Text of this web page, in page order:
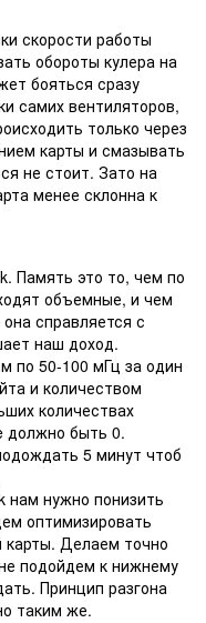
скорости работы
обороты кулера на
бояться сразу
самих вентиляторов,
только через
карты и смазывать
не стоит. Зато на
менее склонна к
Память это то, чем по
объемные, и чем
справляется с
наш доход.
по 50-100 мГц за один
и количеством
количествах
должно быть 0.
5 минут чтоб
нам нужно понизить
оптимизировать
карты. Делаем точно
подойдем к нижнему
Принцип разгона
таким же.